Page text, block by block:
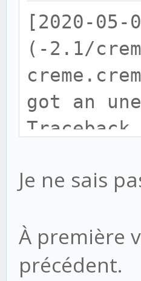
-
-
+
+
b'\r\n',
[2020-05-
(-2.1/
got an
2.1/
File "/srv/
Je ne sais
À première
précédent.